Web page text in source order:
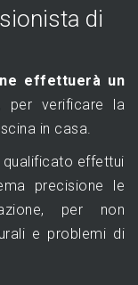
di
effettuerà un
, per verificare la
in casa.
qualificato effettui
precisione le
per non
e problemi di